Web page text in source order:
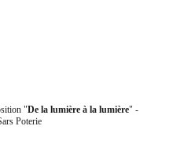
"De la lumière à la lumière" -
Poterie